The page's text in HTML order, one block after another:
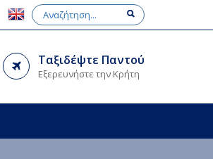
Ταξιδέψτε Παντού
Εξερευνήστε την Κρήτη